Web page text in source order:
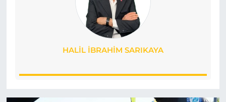
HALIL İBRAHIM SARIKAYA